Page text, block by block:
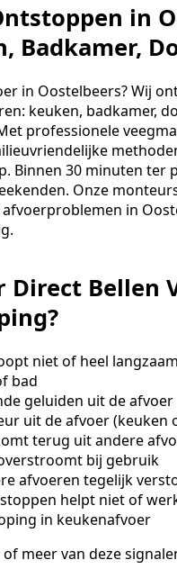
in
Badkamer,
in Oostelbeers? Wij
keuken, badkamer,
professionele
Binnen 30 minuten ter
Onze
in
Direct Bellen
niet of heel
bad
geluiden uit de afvoer
uit de afvoer (keuken
terug uit andere
bij gebruik
afvoeren tegelijk
helpt niet of
in keukenafvoer
meer van deze